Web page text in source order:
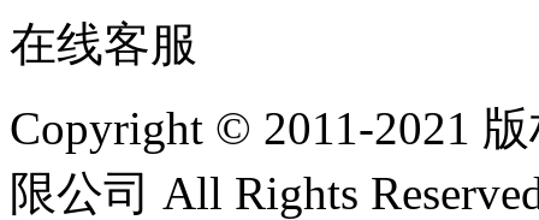
在线客服
Copyright © 2011-2021
限公司 All Rights